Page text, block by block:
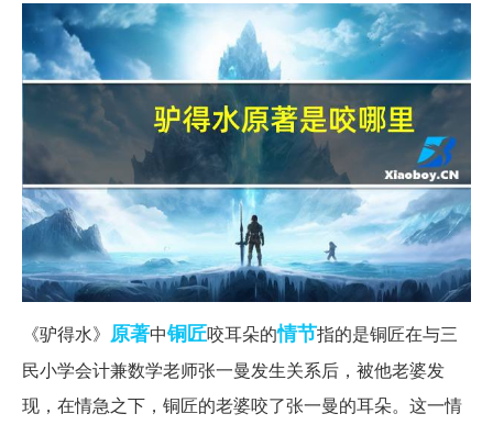
《驴得水》 原著中铜匠咬耳朵的情节指的是铜匠在与三
民小学会计兼数学老师张一曼发生关系后，被他老婆发
现，在情急之下，铜匠的老婆咬了张一曼的耳朵。这一情